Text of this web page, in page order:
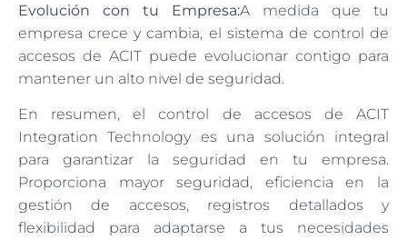
Evolución con tu Empresa:A medida que tu
empresa crece y cambia, el sistema de control de
accesos de ACIT puede evolucionar contigo para
mantener un alto nivel de seguridad.
En resumen, el control de accesos de ACIT
Integration Technology es una solución integral
para garantizar la seguridad en tu empresa.
Proporciona mayor seguridad, eficiencia en la
gestión de accesos, registros detallados y
flexibilidad para adaptarse a tus necesidades